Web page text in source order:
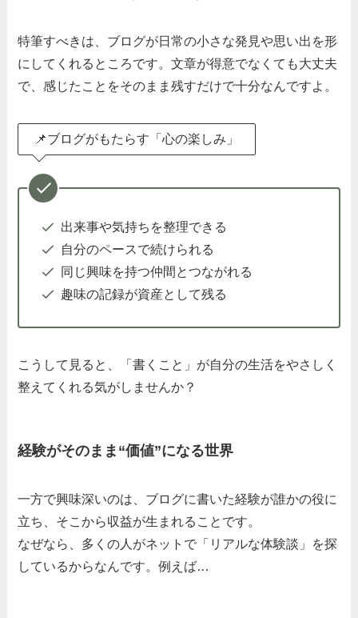
特筆すべきは、ブログが日常の小さな発見や思い出を形
にしてくれるところです。文章が得意でなくても大丈夫
で、感じたことをそのまま残すだけで十分なんですよ。
📌ブログがもたらす「心の楽しみ」
出来事や気持ちを整理できる
自分のペースで続けられる
同じ興味を持つ仲間とつながれる
趣味の記録が資産として残る
こうして見ると、「書くこと」が自分の生活をやさしく
整えてくれる気がしませんか？
経験がそのまま“価値”になる世界
一方で興味深いのは、ブログに書いた経験が誰かの役に
立ち、そこから収益が生まれることです。
なぜなら、多くの人がネットで「リアルな体験談」を探
しているからなんです。例えば…